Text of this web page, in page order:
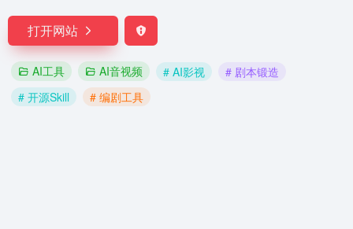
打开网站
AI工具 AI音视频 # AI影视
# 剧本锻造
# 开源Skill
# 编剧工具